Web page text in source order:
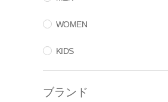
WOMEN
KIDS
ブランド